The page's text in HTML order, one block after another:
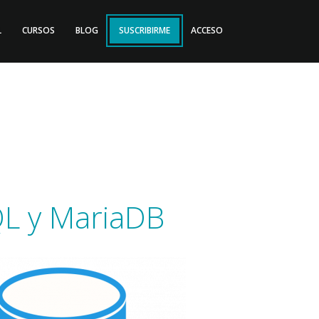
CURSOS BLOG SUSCRIBIRME ACCESO
y MariaDB